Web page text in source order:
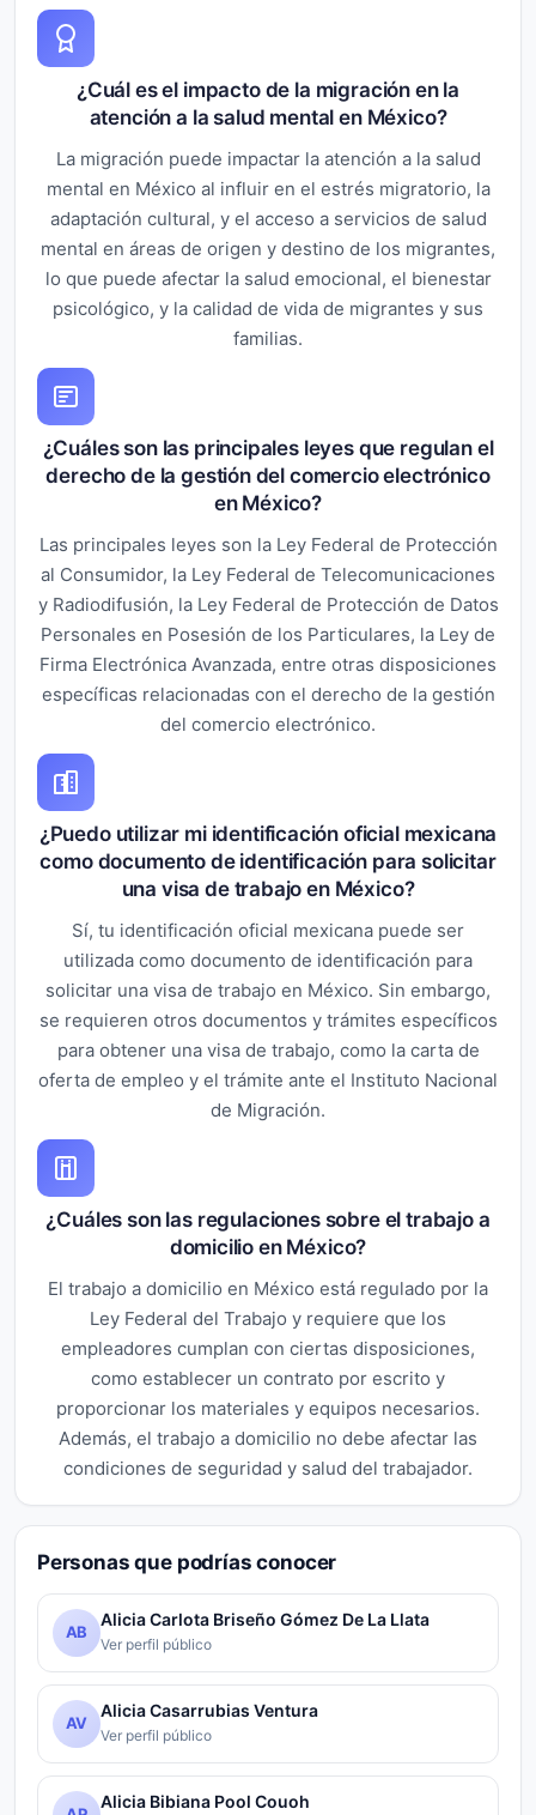
¿Cuál es el impacto de la migración en la
atención a la salud mental en México?
La migración puede impactar la atención a la salud
mental en México al influir en el estrés migratorio, la
adaptación cultural, y el acceso a servicios de salud
mental en áreas de origen y destino de los migrantes,
lo que puede afectar la salud emocional, el bienestar
psicológico, y la calidad de vida de migrantes y sus
familias.
¿Cuáles son las principales leyes que regulan el
derecho de la gestión del comercio electrónico
en México?
Las principales leyes son la Ley Federal de Protección
al Consumidor, la Ley Federal de Telecomunicaciones
y Radiodifusión, la Ley Federal de Protección de Datos
Personales en Posesión de los Particulares, la Ley de
Firma Electrónica Avanzada, entre otras disposiciones
específicas relacionadas con el derecho de la gestión
del comercio electrónico.
¿Puedo utilizar mi identificación oficial mexicana
como documento de identificación para solicitar
una visa de trabajo en México?
Sí, tu identificación oficial mexicana puede ser
utilizada como documento de identificación para
solicitar una visa de trabajo en México. Sin embargo,
se requieren otros documentos y trámites específicos
para obtener una visa de trabajo, como la carta de
oferta de empleo y el trámite ante el Instituto Nacional
de Migración.
¿Cuáles son las regulaciones sobre el trabajo a
domicilio en México?
El trabajo a domicilio en México está regulado por la
Ley Federal del Trabajo y requiere que los
empleadores cumplan con ciertas disposiciones,
como establecer un contrato por escrito y
proporcionar los materiales y equipos necesarios.
Además, el trabajo a domicilio no debe afectar las
condiciones de seguridad y salud del trabajador.
Personas que podrías conocer
AB
Alicia Carlota Briseño Gómez De La Llata
Ver perfil público
AV
Alicia Casarrubias Ventura
Ver perfil público
Alicia Bibiana Pool Couoh